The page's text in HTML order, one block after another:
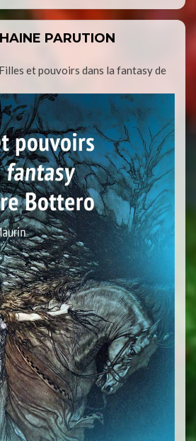
PARUTION
Filles et pouvoirs dans la fantasy de